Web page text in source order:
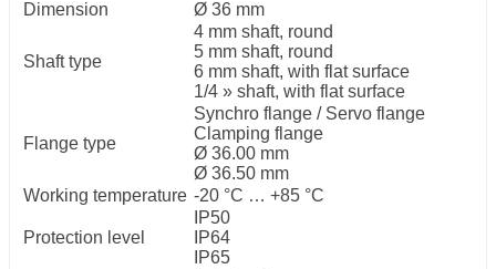
Dimension Ø 36 mm
Shaft type
4 mm shaft, round
5 mm shaft, round
6 mm shaft, with flat surface
1/4 » shaft, with flat surface
Flange type
Synchro flange / Servo flange
Clamping flange
Ø 36.00 mm
Ø 36.50 mm
Working temperature -20 °C … +85 °C
Protection level
IP50
IP64
IP65